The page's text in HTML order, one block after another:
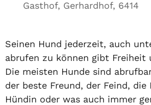
Gasthof, Gerhardhof, 6414
Seinen Hund jederzeit, auch
abrufen zu können gibt Freiheit
Die meisten Hunde sind
der beste Freund, der Feind,
Hündin oder was auch immer